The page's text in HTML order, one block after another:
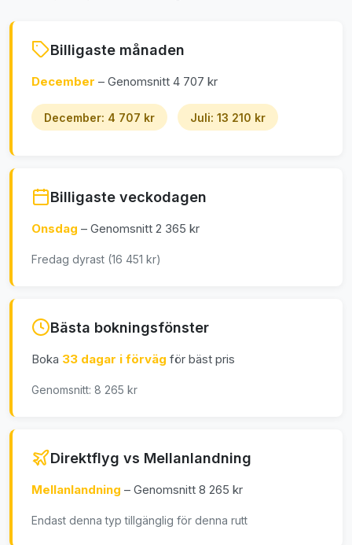
Billigaste månaden
December – Genomsnitt 4 707 kr
December: 4 707 kr Juli: 13 210 kr
Billigaste veckodagen
Onsdag – Genomsnitt 2 365 kr
Fredag dyrast (16 451 kr)
Bästa bokningsfönster
Boka 33 dagar i förväg för bäst pris
Genomsnitt: 8 265 kr
Direktflyg vs Mellanlandning
Mellanlandning – Genomsnitt 8 265 kr
Endast denna typ tillgänglig för denna rutt